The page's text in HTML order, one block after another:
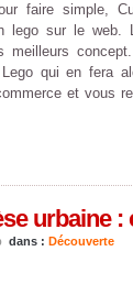
faire simple,
lego sur le web.
meilleurs
qui en fera
et vous
urbaine :
dans : Découverte